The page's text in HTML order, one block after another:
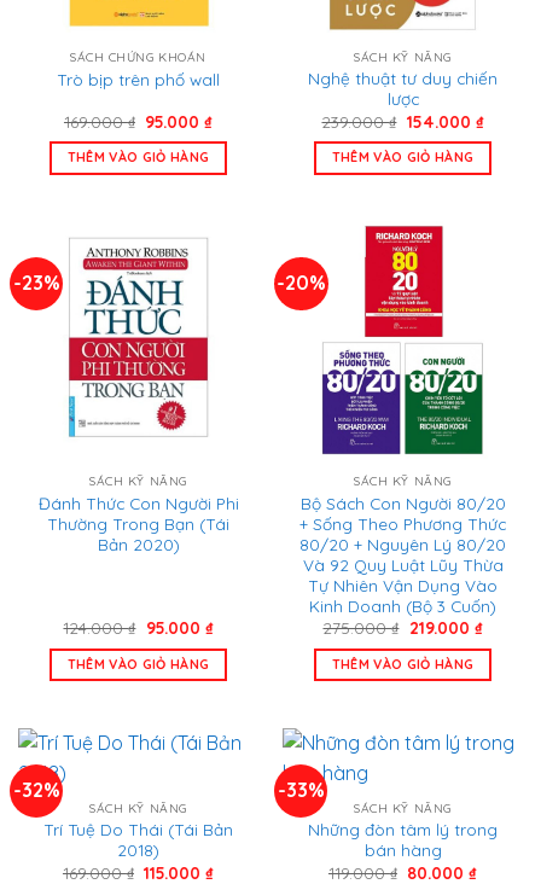
SÁCH CHỨNG KHOÁN
Trò bịp trên phố wall
169.000₫ Giá
là:
169.000 ₫.
95.000₫Giá
THÊM VÀO GIỎ HÀNG
SÁCH KỸ NĂNG
Nghệ thuật tư duy chiến
lược
239.000₫ Giá
là:
239.000 ₫.
154.000 ₫Giá
THÊM VÀO GIỎ HÀNG
-23%
SÁCH KỸ NĂNG
Đánh Thức Con Người Phi
Thường Trong Bạn (Tái
Bản 2020)
124.000₫ Giá
là:
124.000 ₫.
95.000 ₫Giá
tại
THÊM VÀO GIỎ HÀNG
-20%
SÁCH KỸ NĂNG
Bộ Sách Con Người 80/20
+ Sống Theo Phương Thức
80/20 + Nguyên Lý 80/20
Và 92 Quy Luật Lũy Thừa
Tự Nhiên Vận Dụng Vào
Kinh Doanh (Bộ 3 Cuốn)
275.000₫ Giá
là:
275.000 ₫.
219.000 ₫Giá
tại
THÊM VÀO GIỎ HÀNG
-32%
SÁCH KỸ NĂNG
Trí Tuệ Do Thái (Tái Bản
2018)
169.000₫ Giá
115.000₫Giá
-33%
SÁCH KỸ NĂNG
Những đòn tâm lý trong
bán hàng
119.000₫ Giá
80.000₫Giá